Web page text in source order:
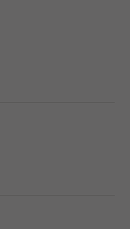
らキャリアを形
術だけでなく前
での学位取得支
としても成長し
し残業」はな
めに】